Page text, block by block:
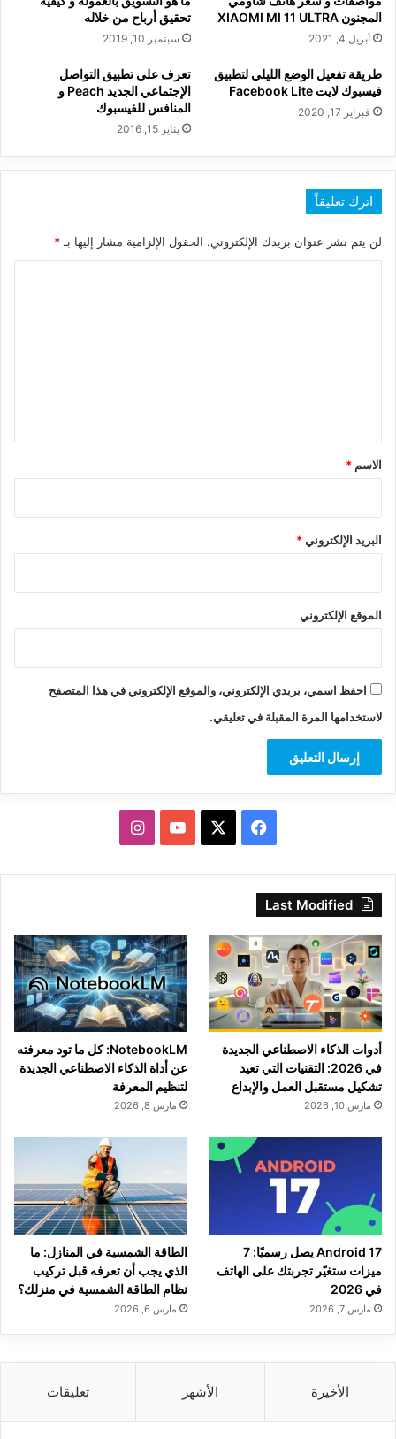
المجنون XIAOMI MI 11 ULTRA
أبريل 4, 2021
تحقيق أرباح من خلاله
سبتمبر 10, 2019
طريقة تفعيل الوضع الليلي لتطبيق
فيسبوك لايت Facebook Lite
فبراير 17, 2020
تعرف على تطبيق التواصل
الإجتماعي الجديد Peach و
المنافس للفيسبوك
يناير 15, 2016
اترك تعليقاً
لن يتم نشر عنوان بريدك الإلكتروني. الحقول الإلزامية مشار إليها بـ *
*
الاسم *
البريد الإلكتروني*
الموقع الإلكتروني
احفظ اسمي، بريدي الإلكتروني، والموقع الإلكتروني في هذا المتصفح
لاستخدامها المرة المقبلة في تعليقي.
فيسبوك ‫YouTubeانستقرام
Last Modified
أدوات الذكاء الاصطناعي الجديدة
في 2026: التقنيات التي تعيد
تشكيل مستقبل العمل والإبداع
مارس 10, 2026
NotebookLM: كل ما تود معرفته
عن أداة الذكاء الاصطناعي الجديدة
لتنظيم المعرفة
مارس 8, 2026
Android 17 يصل رسميًا: 7
ميزات ستغيّر تجربتك على الهاتف
في 2026
مارس 7, 2026
الطاقة الشمسية في المنازل: ما
الذي يجب أن تعرفه قبل تركيب
نظام الطاقة الشمسية في منزلك؟
مارس 6, 2026
الأخيرة الأشهر تعليقات